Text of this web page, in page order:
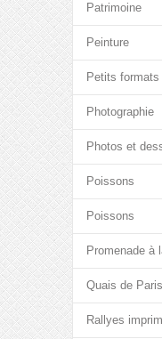
Patrimoine
Peinture
Petits
Photographie
Photos et
Poissons
Poissons
Promenade à
Quais de Paris
Rallyes